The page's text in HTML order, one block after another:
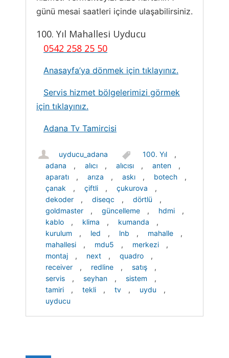
günü mesai saatleri içinde ulaşabilirsiniz.
100. Yıl Mahallesi Uyducu
0542 258 25 50
Anasayfa’ya dönmek için tıklayınız.
Servis hizmet bölgelerimizi görmek
için tıklayınız.
Adana Tv Tamircisi
uyducu_adana 100. Yıl
,
adana
, alıcı , alıcısı , anten
,
aparatı
, arıza , askı , botech
,
çanak
, çiftli , çukurova
,
dekoder
, diseqc , dörtlü
,
goldmaster
, güncelleme , hdmi
,
kablo
, klima , kumanda
,
kurulum
, led , lnb , mahalle
,
mahallesi
, mdu5 , merkezi
,
montaj
, next , quadro
,
receiver
, redline , satış
,
servis
, seyhan , sistem
,
tamiri
, tekli , tv , uydu
,
uyducu